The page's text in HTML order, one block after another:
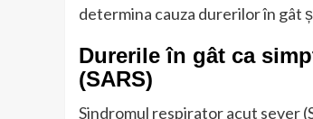
determina cauza durerilor în gât
Durerile în gât ca
(SARS)
Sindromul respirator acut sever